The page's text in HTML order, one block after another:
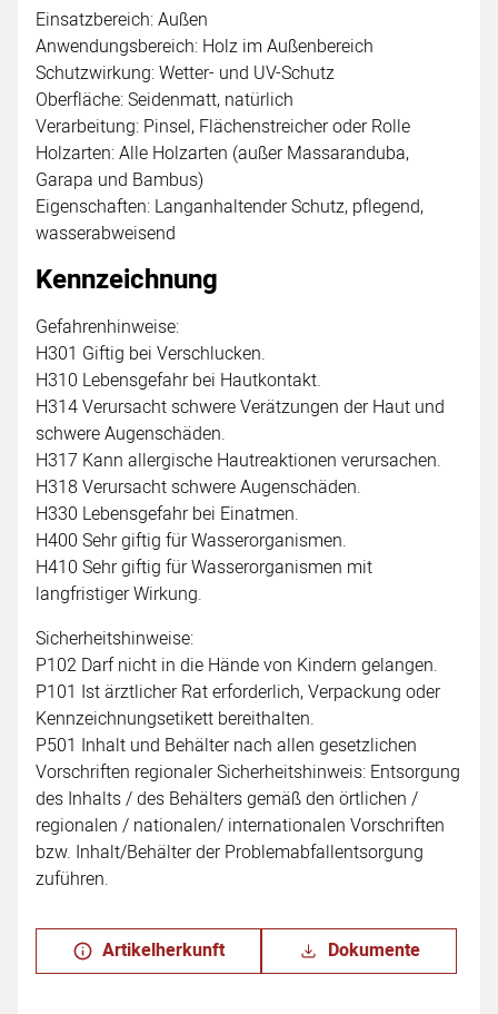
Einsatzbereich: Außen
Anwendungsbereich: Holz im Außenbereich
Schutzwirkung: Wetter- und UV-Schutz
Oberfläche: Seidenmatt, natürlich
Verarbeitung: Pinsel, Flächenstreicher oder Rolle
Holzarten: Alle Holzarten (außer Massaranduba,
Garapa und Bambus)
Eigenschaften: Langanhaltender Schutz, pflegend,
wasserabweisend
Kennzeichnung
Gefahrenhinweise:
H301 Giftig bei Verschlucken.
H310 Lebensgefahr bei Hautkontakt.
H314 Verursacht schwere Verätzungen der Haut und
schwere Augenschäden.
H317 Kann allergische Hautreaktionen verursachen.
H318 Verursacht schwere Augenschäden.
H330 Lebensgefahr bei Einatmen.
H400 Sehr giftig für Wasserorganismen.
H410 Sehr giftig für Wasserorganismen mit
langfristiger Wirkung.
Sicherheitshinweise:
P102 Darf nicht in die Hände von Kindern gelangen.
P101 Ist ärztlicher Rat erforderlich, Verpackung oder
Kennzeichnungsetikett bereithalten.
P501 Inhalt und Behälter nach allen gesetzlichen
Vorschriften regionaler Sicherheitshinweis: Entsorgung
des Inhalts / des Behälters gemäß den örtlichen /
regionalen / nationalen/ internationalen Vorschriften
bzw. Inhalt/Behälter der Problemabfallentsorgung
zuführen.
Artikelherkunft Dokumente